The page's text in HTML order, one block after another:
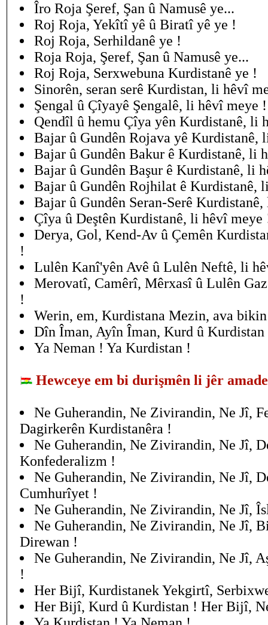
Îro Roja Şeref, Şan û Namusê ye...
Roj Roja, Yekîtî yê û Biratî yê ye !
Roj Roja, Serhildanê ye !
Roja Roja, Şeref, Şan û Namusê ye...
Roj Roja, Serxwebuna Kurdistanê ye !
Sinorên, seran serê Kurdistan, li hêvî
Şengal û Çîyayê Şengalê, li hêvî meye !
Qendîl û hemu Çîya yên Kurdistanê, li
Bajar û Gundên Rojava yê Kurdistanê,
Bajar û Gundên Bakur ê Kurdistanê, li
Bajar û Gundên Başur ê Kurdistanê, li
Bajar û Gundên Rojhilat ê Kurdistanê,
Bajar û Gundên Seran-Serê
Çîya û Deştên Kurdistanê, li hêvî meye
Derya, Gol, Kend-Av û Çemên
!
Lulên Kanî'yên Avê û Lulên Neftê, li
Merovatî, Camêrî, Mêrxasî û Lulên
!
Werin, em, Kurdistana Mezin, ava
Dîn Îman, Ayîn Îman, Kurd û Kurdistan
Ya Neman ! Ya Kurdistan !
Hewceye em bi durişmên li jêr
Ne Guherandin, Ne Zivirandin, Ne Jî,
Dagirkerên Kurdistanêra !
Ne Guherandin, Ne Zivirandin, Ne Jî,
Konfederalizm !
Ne Guherandin, Ne Zivirandin, Ne Jî,
Cumhurîyet !
Ne Guherandin, Ne Zivirandin, Ne Jî,
Ne Guherandin, Ne Zivirandin, Ne Jî,
Direwan !
Ne Guherandin, Ne Zivirandin, Ne Jî,
!
Her Bijî, Kurdistanek Yekgirtî,
Her Bijî, Kurd û Kurdistan ! Her Bijî,